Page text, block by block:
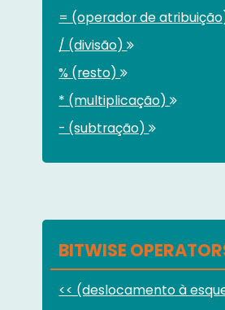
= (operador de
/ (divisão)
% (resto)
* (multiplicação)
- (subtração)
BITWISE
<< (deslocamento à